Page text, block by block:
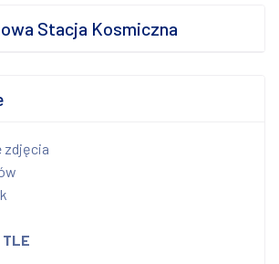
Stacja Kosmiczna
zdjęcia